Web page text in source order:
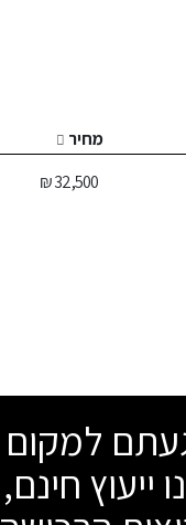
מחיר
32,500 ₪
למקום
ייעוץ חינם,